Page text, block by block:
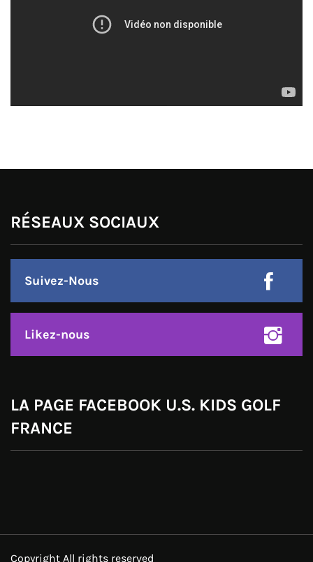
RÉSEAUX SOCIAUX
Suivez-Nous
Likez-nous
LA PAGE FACEBOOK U.S. KIDS GOLF
FRANCE
Copyright All rights reserved